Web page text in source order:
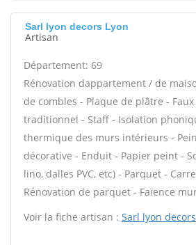
Sarl lyon decors Lyon
Artisan
Département: 69
Rénovation dappartement / de
de combles - Plaque de plâtre -
traditionnel - Staff - Isolation
thermique des murs intérieurs -
décorative - Enduit - Papier peint -
lino, dalles PVC, etc) - Parquet -
Rénovation de parquet - Faïence
Voir la fiche artisan : Sarl lyon decors